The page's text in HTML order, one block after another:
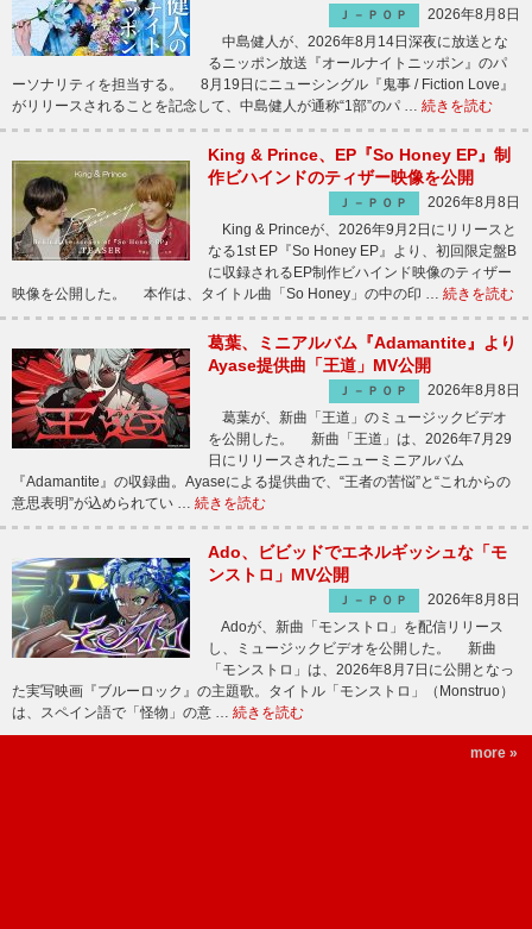
Ｊ－ＰＯＰ
2026年8月8日
中島健人が、2026年8月14日深夜に放送とな
るニッポン放送『オールナイトニッポン』のパ
ーソナリティを担当する。 8月19日にニューシングル『鬼事 / Fiction Love』
がリリースされることを記念して、中島健人が通称“1部”のパ … 続きを読む
King & Prince、EP『So Honey EP』制
作ビハインドのティザー映像を公開
Ｊ－ＰＯＰ
2026年8月8日
King & Princeが、2026年9月2日にリリースと
なる1st EP『So Honey EP』より、初回限定盤B
に収録されるEP制作ビハインド映像のティザー
映像を公開した。 本作は、タイトル曲「So Honey」の中の印 … 続きを読む
葛葉、ミニアルバム『Adamantite』より
Ayase提供曲「王道」MV公開
Ｊ－ＰＯＰ
2026年8月8日
葛葉が、新曲「王道」のミュージックビデオ
を公開した。 新曲「王道」は、2026年7月29
日にリリースされたニューミニアルバム
『Adamantite』の収録曲。Ayaseによる提供曲で、“王者の苦悩”と“これからの
意思表明”が込められてい … 続きを読む
Ado、ビビッドでエネルギッシュな「モ
ンストロ」MV公開
Ｊ－ＰＯＰ
2026年8月8日
Adoが、新曲「モンストロ」を配信リリース
し、ミュージックビデオを公開した。 新曲
「モンストロ」は、2026年8月7日に公開となっ
た実写映画『ブルーロック』の主題歌。タイトル「モンストロ」（Monstruo）
は、スペイン語で「怪物」の意 … 続きを読む
more »